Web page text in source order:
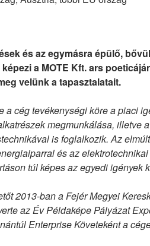
és az egymásra épülő,
a MOTE Kft. ars
velünk a tapasztalatait.
a cég tevékenységi köre a piaci
megmunkálása, illetve
is foglalkozik. Az
és az
túl képes az egyedi igények
2013-ban a Fejér Megyei
az Év Példaképe Pályázat
Enterprise Követeként a